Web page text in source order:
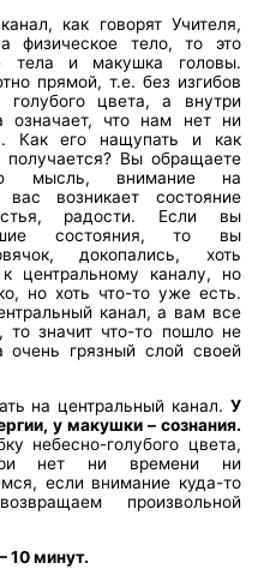
как говорят Учителя,
физическое тело, то это
тела и макушка головы.
прямой, т.е. без изгибов
голубого цвета, а внутри
означает, что нам нет ни
Как его нащупать и как
получается? Вы обращаете
мысль, внимание на
возникает состояние
радости. Если вы
состояния, то вы
докопались, хоть
центральному каналу, но
но хоть что-то уже есть.
канал, а вам все
то значит что-то пошло не
очень грязный слой своей
на центральный канал. У
у макушки – сознания.
небесно-голубого цвета,
нет ни времени ни
если внимание куда-то
произвольной
10 минут.